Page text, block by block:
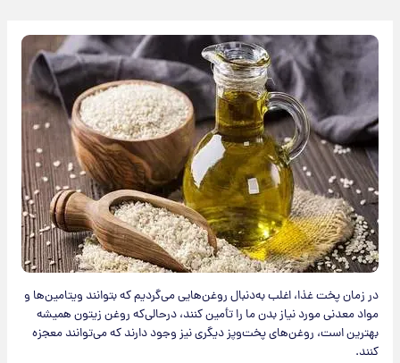
در زمان پخت غذا، اغلب به‌دنبال روغن‌هایی می‌گردیم که بتوانند ویتامین‌ها و
مواد معدنی مورد نیاز بدن ما را تأمین کنند، درحالی‌که روغن زیتون همیشه
بهترین است، روغن‌های پخت‌وپز دیگری نیز وجود دارند که می‌توانند معجزه
کنند.